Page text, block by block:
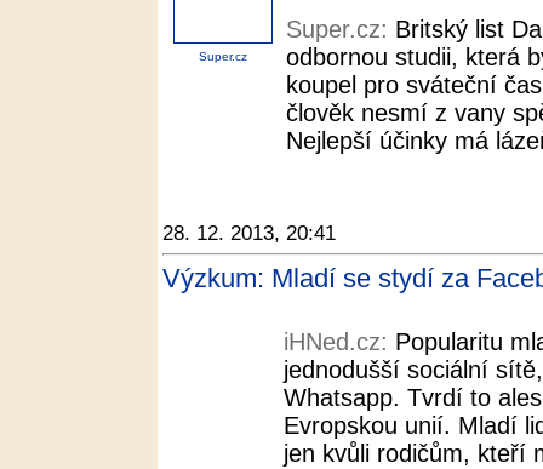
Super.cz
Super.cz: Britský list
odbornou studii, která
koupel pro sváteční
člověk nesmí z vany
Nejlepší účinky má
28. 12. 2013, 20:41
Výzkum: Mladí se stydí za
iHNed.cz: Popularitu
jednodušší sociální
Whatsapp. Tvrdí to
Evropskou unií. Mladí
jen kvůli rodičům, kteří